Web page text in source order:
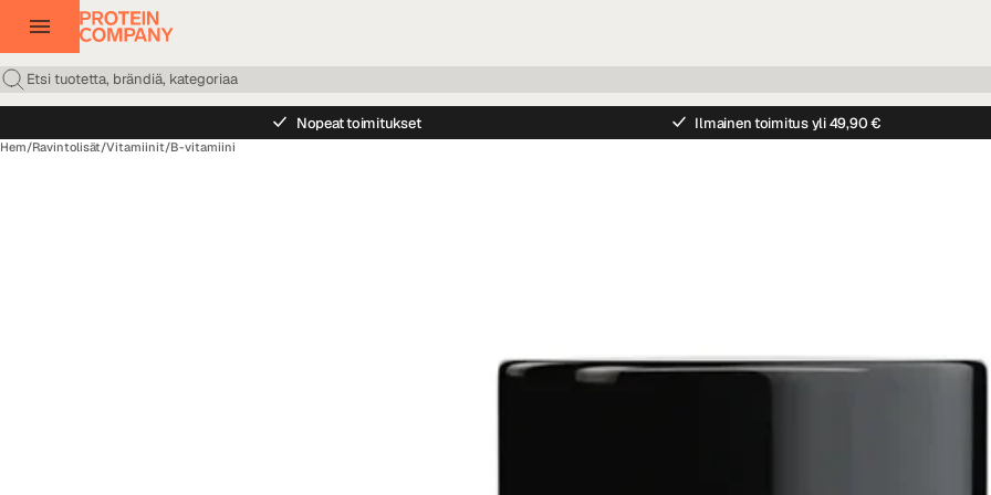
Nopeat toimitukset Ilmainen toimitus yli 49,90 €
Hem/Ravintolisät/Vitamiinit/B-vitamiini